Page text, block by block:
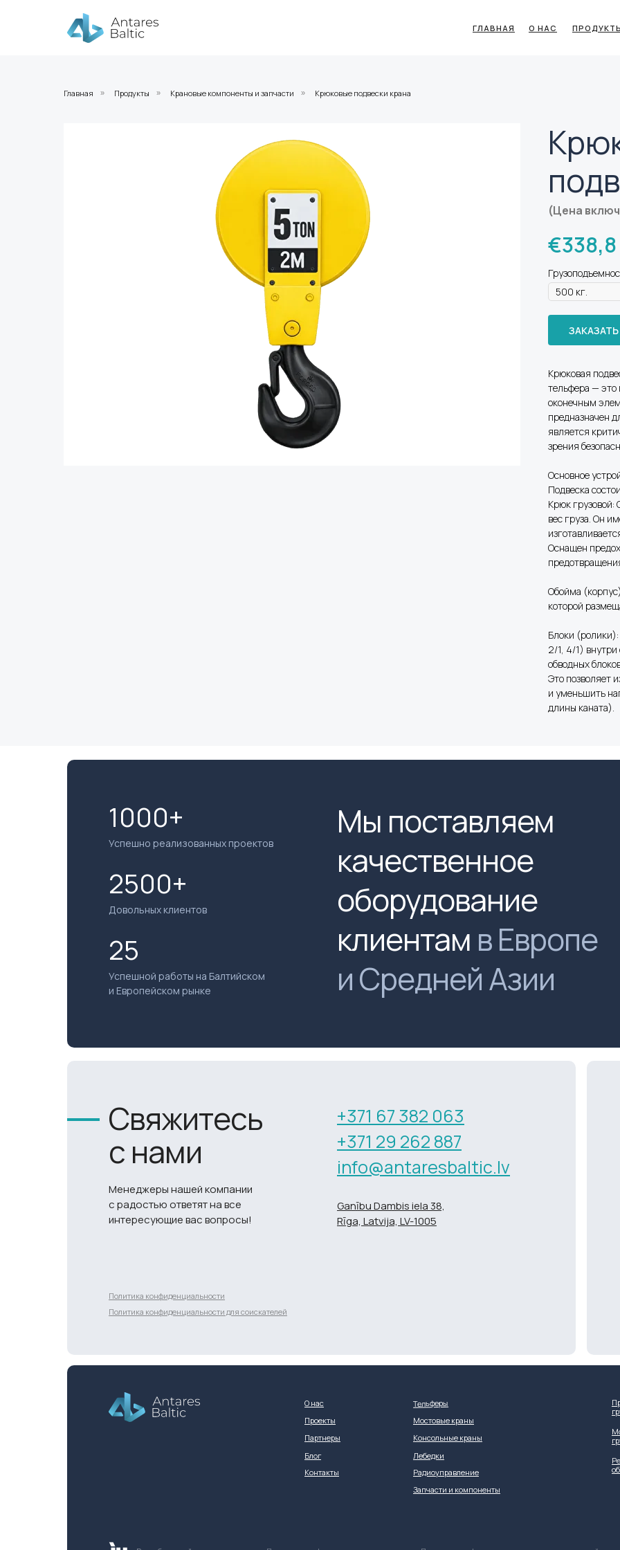
ГЛАВНАЯ О НАС
Главная » Продукты » Крановые компоненты и запчасти » Крюковые подвески крана
(Цена
€338,8
ЗАКАЗАТЬ
Крюковая
тельфера —
оконечным
предназначен
является
зрения
Основное
Подвеска
Крюк
вес груза. Он
Оснащен
Обойма
которой
Блоки
2/1, 4/1)
обводных
Это позволяет
и уменьшить
длины каната).
Мы поставляем
качественное
оборудование
клиентам в Европе
и Средней Азии
1000+
Успешно реализованных проектов
25
Успешной работы на Балтийском
и Европейском рынке
2500+
Довольных клиентов
Менеджеры нашей компании
с радостью ответят на все
интересующие вас вопросы!
Свяжитесь
с нами
+371 67 382 063
+371 29 262 887
info@antaresbaltic.lv
Ganību Dambis iela 38,
Rīga, Latvija, LV-1005
Политика конфиденциальности
Политика конфиденциальности для соискателей
О нас
Проекты
Партнеры
Блог
Контакты
Тельферы
Мостовые краны
Консольные краны
Лебедки
Радиоуправление
Запчасти и компоненты